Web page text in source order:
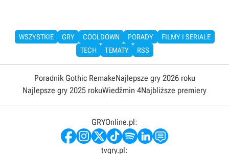
WSZYSTKIE GRY COOLDOWN PORADY
FILMY I SERIALE
TECH
TEMATY RSS
Poradnik Gothic RemakeNajlepsze gry 2026 roku
Najlepsze gry 2025 rokuWiedźmin 4Najbliższe premiery
GRYOnline.pl:
tvgry.pl: